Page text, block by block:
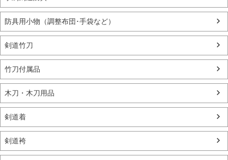
防具用小物（調整布団･手袋など）
剣道竹刀
竹刀付属品
木刀・木刀用品
剣道着
剣道袴